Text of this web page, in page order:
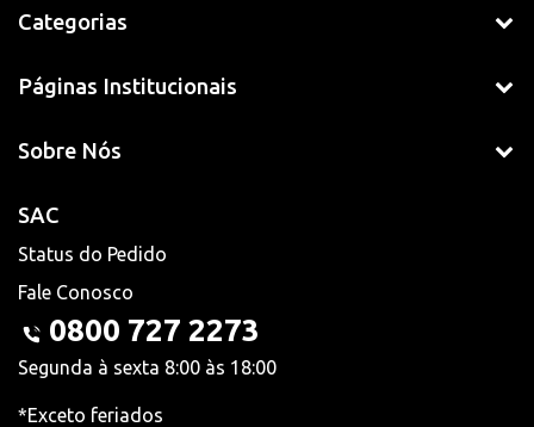
Categorias
Páginas Institucionais
Sobre Nós
SAC
Status do Pedido
Fale Conosco
0800 727 2273
Segunda à sexta 8:00 às 18:00
*Exceto feriados